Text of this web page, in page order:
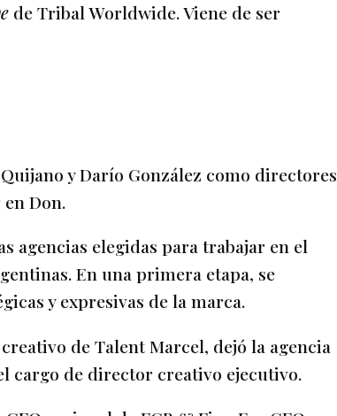
de Tribal Worldwide. Viene de ser
y Darío González como directores
Don.
agencias elegidas para trabajar en el
En una primera etapa, se
y expresivas de la marca.
de Talent Marcel, dejó la agencia
cargo de director creativo ejecutivo.